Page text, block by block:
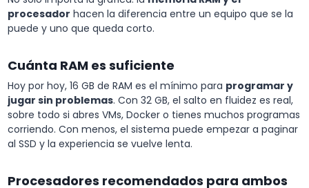
procesador hacen la diferencia entre un equipo que se la
puede y uno que queda corto.
Cuánta RAM es suficiente
Hoy por hoy, 16 GB de RAM es el mínimo para programar y
jugar sin problemas. Con 32 GB, el salto en fluidez es real,
sobre todo si abres VMs, Docker o tienes muchos programas
corriendo. Con menos, el sistema puede empezar a paginar
al SSD y la experiencia se vuelve lenta.
Procesadores recomendados para ambos